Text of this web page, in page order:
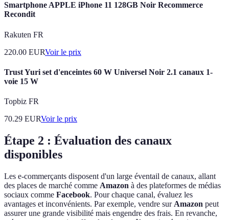
Smartphone APPLE iPhone 11 128GB Noir Recommerce
Recondit
Rakuten FR
220.00 EURVoir le prix
Trust Yuri set d'enceintes 60 W Universel Noir 2.1 canaux 1-
voie 15 W
Topbiz FR
70.29 EURVoir le prix
Étape 2 : Évaluation des canaux
disponibles
Les e-commerçants disposent d'un large éventail de canaux, allant
des places de marché comme Amazon à des plateformes de médias
sociaux comme Facebook. Pour chaque canal, évaluez les
avantages et inconvénients. Par exemple, vendre sur Amazon peut
assurer une grande visibilité mais engendre des frais. En revanche,